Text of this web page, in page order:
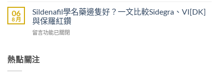
用
時
間
意
事
麼？
香
用
享
以
買
到
威
嗎？
威
大
樂
威
價：
06
8 月
Sildenafil學名藥邊隻好？一文比較Sidegra、VI[DK]
與保羅紅鑽
在
名
藥
留言功能已關閉
熱點關注